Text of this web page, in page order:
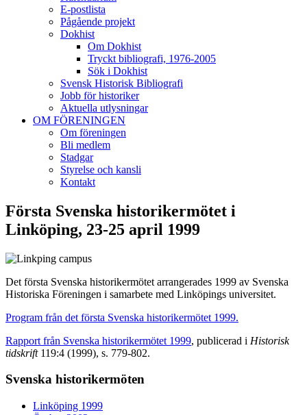
E-postlista
Pågående projekt
Dokhist
Om Dokhist
Tryckt bibliografi, 1976-2005
Sök i Dokhist
Svensk Historisk Bibliografi
Jobb för historiker
Aktuella utlysningar
OM FÖRENINGEN
Om föreningen
Bli medlem
Stadgar
Styrelse och kansli
Kontakt
Första Svenska historikermötet i
Linköping, 23-25 april 1999
Det första Svenska historikermötet arrangerades 1999 av Svenska
Historiska Föreningen i samarbete med Linköpings universitet.
Program från det första Svenska historikermötet 1999.
Rapport från Svenska historikermötet 1999, publicerad i Historisk
tidskrift119:4 (1999), s. 779-802.
Svenska historikermöten
Linköping 1999